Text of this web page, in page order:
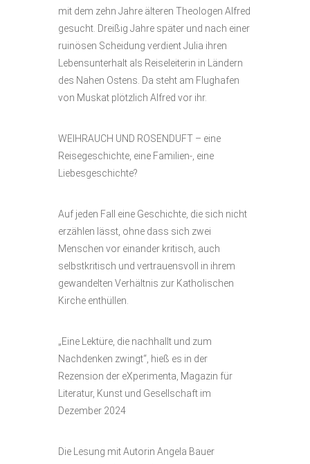
mit dem zehn Jahre älteren Theologen Alfred
gesucht. Dreißig Jahre später und nach einer
ruinösen Scheidung verdient Julia ihren
Lebensunterhalt als Reiseleiterin in Ländern
des Nahen Ostens. Da steht am Flughafen
von Muskat plötzlich Alfred vor ihr.
WEIHRAUCH UND ROSENDUFT – eine
Reisegeschichte, eine Familien-, eine
Liebesgeschichte?
Auf jeden Fall eine Geschichte, die sich nicht
erzählen lässt, ohne dass sich zwei
Menschen vor einander kritisch, auch
selbstkritisch und vertrauensvoll in ihrem
gewandelten Verhältnis zur Katholischen
Kirche enthüllen.
„Eine Lektüre, die nachhallt und zum
Nachdenken zwingt“, hieß es in der
Rezension der eXperimenta, Magazin für
Literatur, Kunst und Gesellschaft im
Dezember 2024
Die Lesung mit Autorin Angela Bauer